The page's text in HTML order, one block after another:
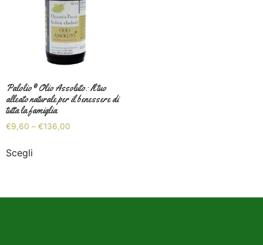
Palolio® Olio Assoluto: Il tuo
alleato naturale per il benessere di
tutta la famiglia
€9,60 – €136,00
Scegli